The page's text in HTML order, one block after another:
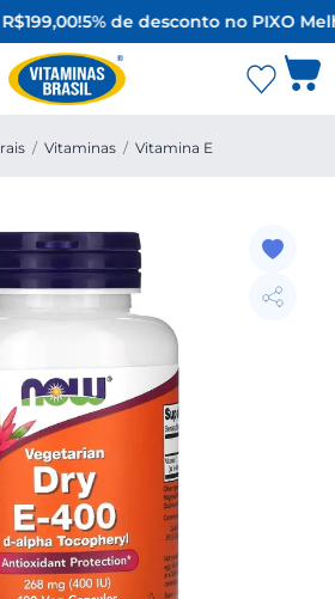
5% de desconto no PIXO
/ Vitaminas / Vitamina E